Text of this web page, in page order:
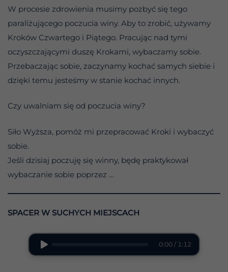
W procesie zdrowienia musimy pozbyć się tego
paraliżującego poczucia winy. Aby to zrobić, używamy
Kroków Czwartego i Piątego. Pracując nad tymi
oczyszczającymi duszę Krokami, wybaczamy sobie.
Przebaczając sobie, zaczynamy kochać samych siebie i
dzięki temu jesteśmy w stanie kochać innych.
Czy uwalniam się od poczucia winy?
Siło Wyższa, pomóż mi przepracować Kroki i wybaczyć
sobie.
Jeśli dzisiaj poczuję się winny, będę praktykował
wybaczanie sobie poprzez …
SPACER W SUCHYCH MIEJSCACH
0:00 / 1:12